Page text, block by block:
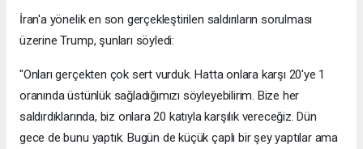
İran'a yönelik en son gerçekleştirilen saldırıların sorulması
üzerine Trump, şunları söyledi:
"Onları gerçekten çok sert vurduk. Hatta onlara karşı 20'ye 1
oranında üstünlük sağladığımızı söyleyebilirim. Bize her
saldırdıklarında, biz onlara 20 katıyla karşılık vereceğiz. Dün
gece de bunu yaptık. Bugün de küçük çaplı bir şey yaptılar ama